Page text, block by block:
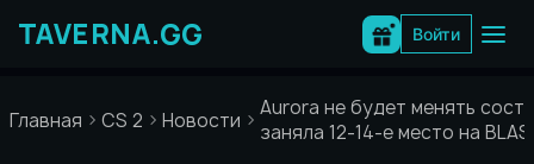
содержимому
Войти
Главная CS 2 Новости
Aurora не будет менять
заняла 12-14-е место на